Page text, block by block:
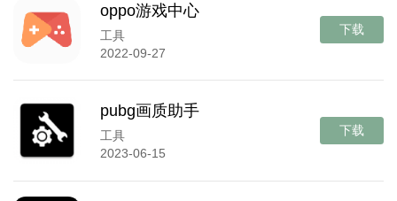
oppo游戏中心
工具
2022-09-27
下载
pubg画质助手
工具
2023-06-15
下载